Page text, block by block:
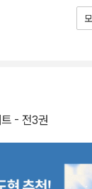
- 전3권